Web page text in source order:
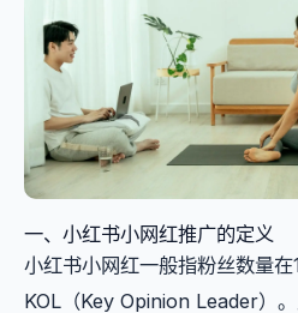
一、小红书小网红推广的定义
小红书小网红一般指粉丝数量
KOL（Key Opinion Leader）